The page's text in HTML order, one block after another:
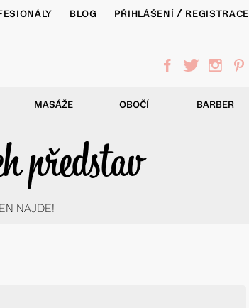
BLOG PŘIHLÁŠENÍ / REGISTRACE
f t i p
MASÁŽE OBOČÍ BARBER
představ
NAJDE!